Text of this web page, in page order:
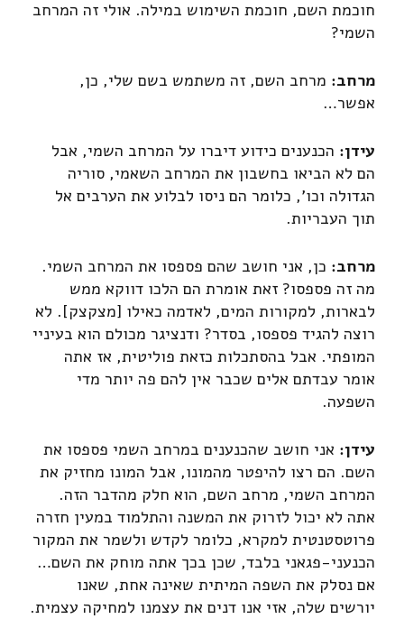
חוכמת השם, חוכמת השימוש במילה. אולי זה המרחב
השמי?
מרחב: מרחב השם, זה משתמש בשם שלי, כן,
אפשר…
עידן: הכנענים כידוע דיברו על המרחב השמי, אבל
הם לא הביאו בחשבון את המרחב השאמי, סוריה
הגדולה וכו', כלומר הם ניסו לבלוע את הערבים אל
תוך העבריות.
מרחב: כן, אני חושב שהם פספסו את המרחב השמי.
מה זה פספסו? זאת אומרת הם הלכו דווקא ממש
לבארות, למקורות המים, לאדמה כאילו [מצקצק]. לא
רוצה להגיד פספסו, בסדר? ודנציגר מכולם הוא בעיניי
המופתי. אבל בהסתכלות כזאת פוליטית, אז אתה
אומר עבדתם אלים שכבר אין להם פה יותר מדי
השפעה.
עידן: אני חושב שהכנענים במרחב השמי פספסו את
השם. הם רצו להיפטר מהמונו, אבל המונו מחזיק את
המרחב השמי, מרחב השם, הוא חלק מהדבר הזה.
אתה לא יכול לזרוק את המשנה והתלמוד במעין חזרה
פרוטסטנטית למקרא, כלומר לקדש ולשמר את המקור
הכנעני-פגאני בלבד, שכן בכך אתה מוחק את השם…
אם נסלק את השפה המיתית שאינה אחת, שאנו
יורשים שלה, אזי אנו דנים את עצמנו למחיקה עצמית.